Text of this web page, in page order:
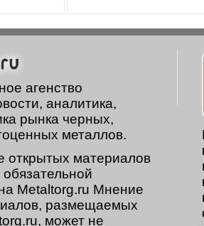
агенство
аналитика,
рынка черных,
металлов.
открытых материалов
Metaltorg.ru Мнение
размещаемых
может не